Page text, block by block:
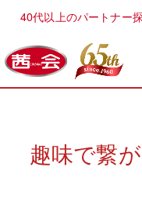
40代以上のパートナー
趣味で繋